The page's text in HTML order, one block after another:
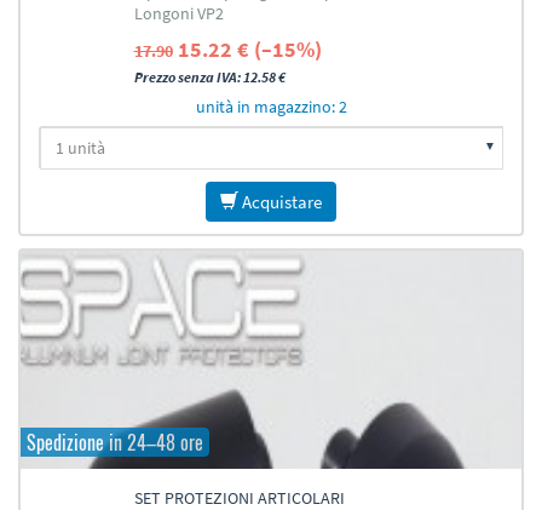
Longoni VP2
17.90 15.22 € (–15%)
Prezzo senza IVA: 12.58 €
unità in magazzino: 2
Acquistare
Spedizione in 24–48 ore
SET PROTEZIONI ARTICOLARI